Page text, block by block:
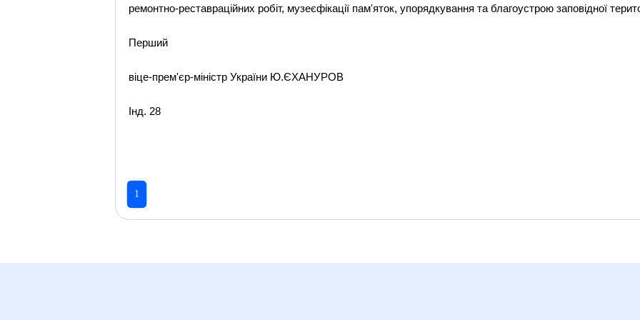
ремонтно-реставраційних робіт, музеєфікації пам'яток, упорядкування та благоустрою заповідної
Перший
віце-прем'єр-міністр України Ю.ЄХАНУРОВ
Інд. 28
1